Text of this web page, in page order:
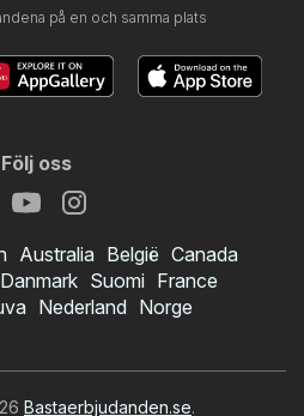
på en och samma plats
Följ oss
Australia België Canada
Danmark Suomi France
Nederland Norge
Bastaerbjudanden.se.